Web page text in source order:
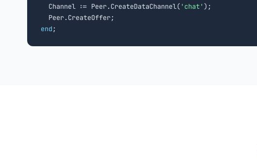
  Channel := Peer.CreateDataChannel(
'chat' );
end ;